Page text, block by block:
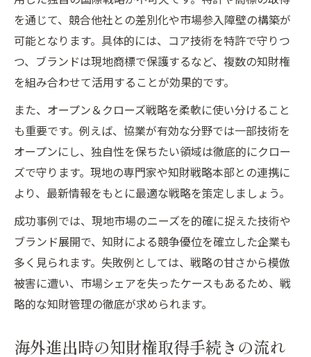
を通じて、競合他社との差別化や市場参入障壁の構築が
可能となります。具体的には、コア技術を特許で守りつ
つ、ブランドは現地商標で保護するなど、複数の知財権
を組み合わせて活用することが効果的です。
また、オープン＆クローズ戦略を柔軟に使い分けること
も重要です。例えば、協業が有効な分野では一部技術を
オープンにし、独自性を保ちたい領域は徹底的にクロー
ズで守ります。現地の専門家や知財戦略本部との連携に
より、最新情報をもとに最適な戦略を策定しましょう。
成功事例では、現地市場のニーズを的確に捉えた技術や
ブランド展開で、知財による競争優位を確立した企業も
多く見られます。失敗例としては、戦略の甘さから模倣
被害に遭い、市場シェアを失ったケースもあるため、戦
略的な知財管理の徹底が求められます。
海外進出時の知財権取得手続きの流れ